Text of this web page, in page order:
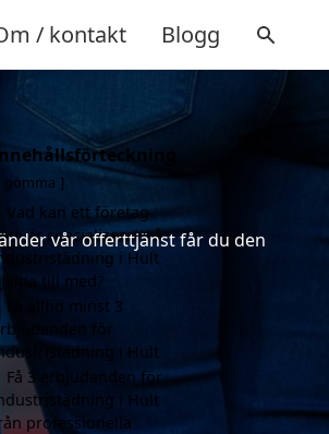
/ kontakt Blogg
vår offerttjänst får du den
Innehållsförteckning
gömma
Vad kan ett företag
är specialiserat på
i Hult
till med?
Få alltid minst 3
för
i Hult
Få 3 erbjudanden för
i Hult
professionella